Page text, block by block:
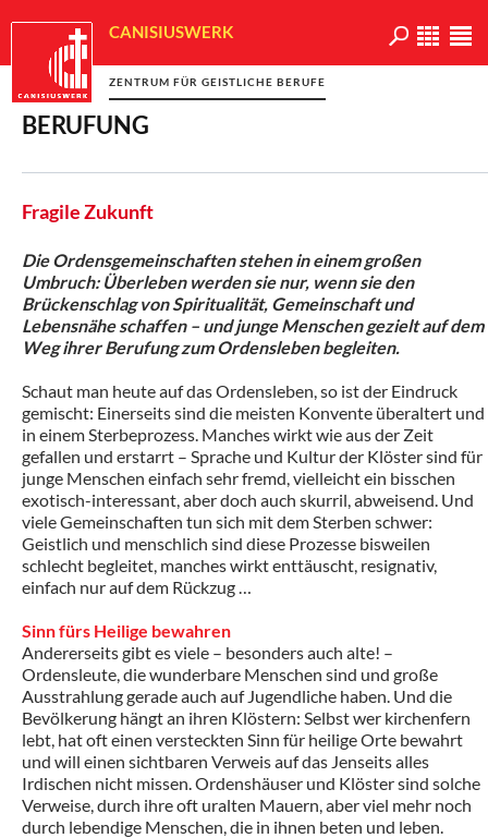
CANISIUSWERK
ZENTRUM FÜR GEISTLICHE BERUFE
BERUFUNG
Fragile Zukunft
Die Ordensgemeinschaften stehen in einem großen
Umbruch: Überleben werden sie nur, wenn sie den
Brückenschlag von Spiritualität, Gemeinschaft und
Lebensnähe schaffen – und junge Menschen gezielt auf dem
Weg ihrer Berufung zum Ordensleben begleiten.
Schaut man heute auf das Ordensleben, so ist der Eindruck
gemischt: Einerseits sind die meisten Konvente überaltert und
in einem Sterbeprozess. Manches wirkt wie aus der Zeit
gefallen und erstarrt – Sprache und Kultur der Klöster sind für
junge Menschen einfach sehr fremd, vielleicht ein bisschen
exotisch-interessant, aber doch auch skurril, abweisend. Und
viele Gemeinschaften tun sich mit dem Sterben schwer:
Geistlich und menschlich sind diese Prozesse bisweilen
schlecht begleitet, manches wirkt enttäuscht, resignativ,
einfach nur auf dem Rückzug …
Sinn fürs Heilige bewahren
Andererseits gibt es viele – besonders auch alte! –
Ordensleute, die wunderbare Menschen sind und große
Ausstrahlung gerade auch auf Jugendliche haben. Und die
Bevölkerung hängt an ihren Klöstern: Selbst wer kirchenfern
lebt, hat oft einen versteckten Sinn für heilige Orte bewahrt
und will einen sichtbaren Verweis auf das Jenseits alles
Irdischen nicht missen. Ordenshäuser und Klöster sind solche
Verweise, durch ihre oft uralten Mauern, aber viel mehr noch
durch lebendige Menschen, die in ihnen beten und leben.